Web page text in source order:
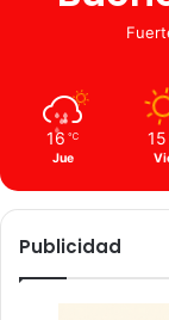
16 ℃
Jue
15
Publicidad